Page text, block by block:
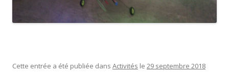
Cette entrée a été publiée dans Activités le 29 septembre 2018